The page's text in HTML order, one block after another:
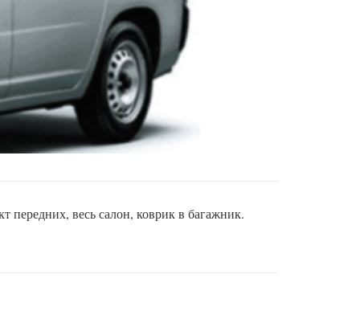
передних, весь салон, коврик в багажник.